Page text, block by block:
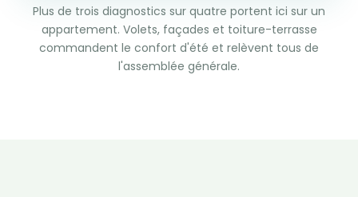
Plus de trois diagnostics sur quatre portent ici sur un
appartement. Volets, façades et toiture-terrasse
commandent le confort d'été et relèvent tous de
l'assemblée générale.